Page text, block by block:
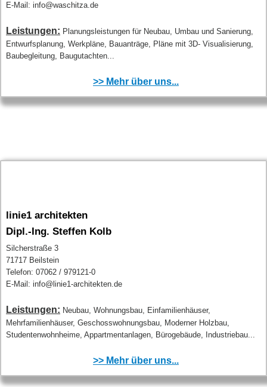
E-Mail: info@waschitza.de
Leistungen: Planungsleistungen für Neubau, Umbau und Sanierung,
Entwurfsplanung, Werkpläne, Bauanträge, Pläne mit 3D- Visualisierung,
Baubegleitung, Baugutachten...
>> Mehr über uns...
linie1 architekten
Dipl.-Ing. Steffen Kolb
Silcherstraße 3
71717 Beilstein
Telefon: 07062 / 979121-0
E-Mail: info@linie1-architekten.de
Leistungen: Neubau, Wohnungsbau, Einfamilienhäuser,
Mehrfamilienhäuser, Geschosswohnungsbau, Moderner Holzbau,
Studentenwohnheime, Appartmentanlagen, Bürogebäude, Industriebau...
>> Mehr über uns...